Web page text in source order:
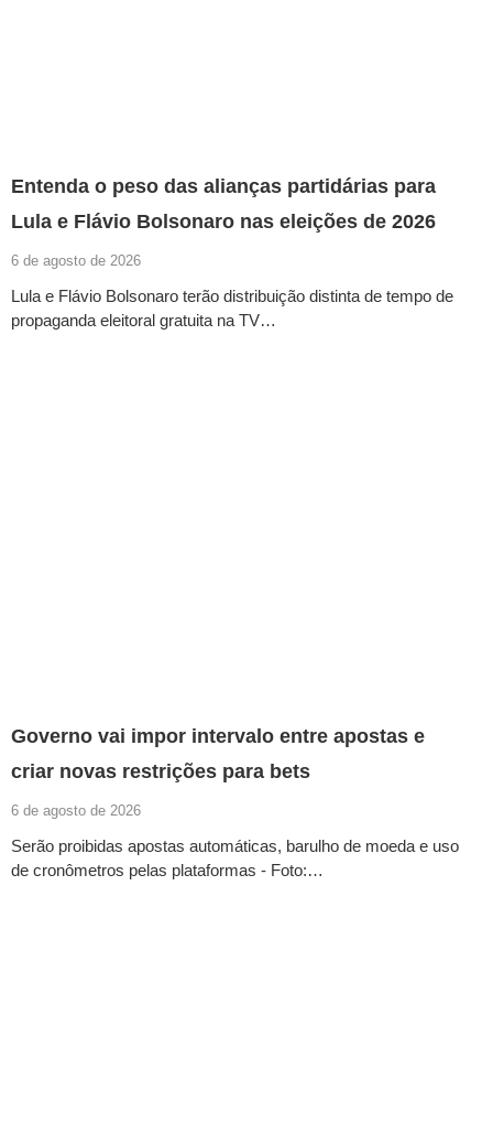
Entenda o peso das alianças partidárias para
Lula e Flávio Bolsonaro nas eleições de 2026
6 de agosto de 2026
Lula e Flávio Bolsonaro terão distribuição distinta de tempo de
propaganda eleitoral gratuita na TV…
Governo vai impor intervalo entre apostas e
criar novas restrições para bets
6 de agosto de 2026
Serão proibidas apostas automáticas, barulho de moeda e uso
de cronômetros pelas plataformas - Foto:…